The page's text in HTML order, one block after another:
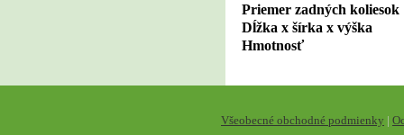
Priemer zadných koliesok
Dĺžka x šírka x výška
Hmotnosť
Všeobecné obchodné podmienky |